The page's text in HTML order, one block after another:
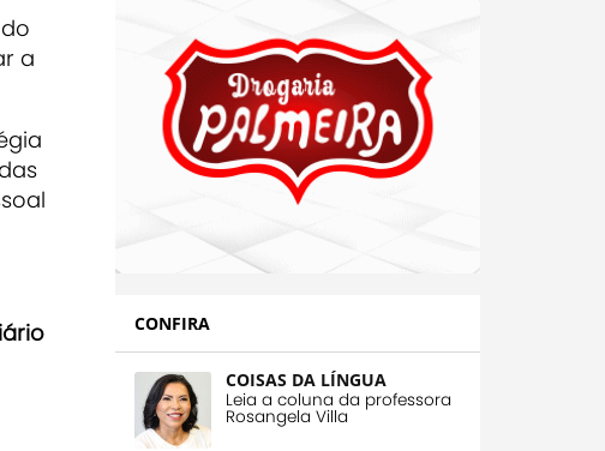
a
CONFIRA
COISAS DA LÍNGUA
Leia a coluna da professora
Rosangela Villa